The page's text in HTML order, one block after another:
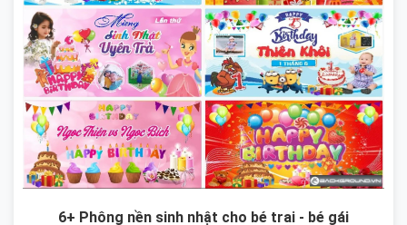
6+ Phông nền sinh nhật cho bé trai - bé gái